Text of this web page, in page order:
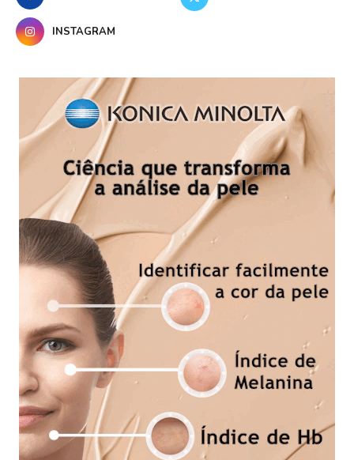
INSTAGRAM